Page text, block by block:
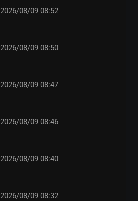
2026/08/09 08:52
2026/08/09 08:50
2026/08/09 08:47
2026/08/09 08:46
2026/08/09 08:40
2026/08/09 08:32